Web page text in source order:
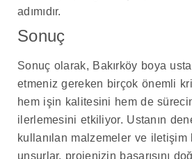
adımıdır.
Sonuç
Sonuç olarak, Bakırköy boya
etmeniz gereken birçok önemli
hem işin kalitesini hem de
ilerlemesini etkiliyor. Ustanın
kullanılan malzemeler ve iletişim
unsurlar, projenizin başarısını